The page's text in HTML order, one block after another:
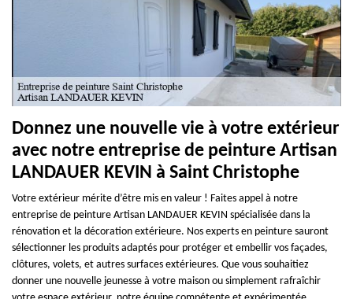
Donnez une nouvelle vie à votre extérieur
avec notre entreprise de peinture Artisan
LANDAUER KEVIN à Saint Christophe
Votre extérieur mérite d’être mis en valeur ! Faites appel à notre
entreprise de peinture Artisan LANDAUER KEVIN spécialisée dans la
rénovation et la décoration extérieure. Nos experts en peinture sauront
sélectionner les produits adaptés pour protéger et embellir vos façades,
clôtures, volets, et autres surfaces extérieures. Que vous souhaitiez
donner une nouvelle jeunesse à votre maison ou simplement rafraîchir